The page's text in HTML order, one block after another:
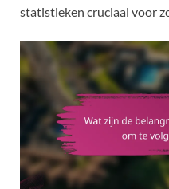
statistieken cruciaal voor